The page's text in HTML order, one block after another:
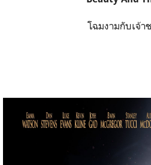
โฉมงามกับเจ้า